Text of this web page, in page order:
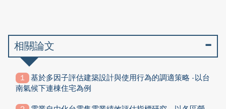
相關論文
基於多因子評估建築設計與使用行為的調適策略 -以台
南氣候下連棟住宅為例